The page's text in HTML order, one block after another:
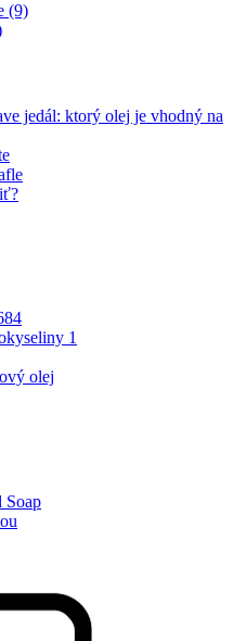
(9)
jedál: ktorý olej je vhodný na
1
olej
Soap